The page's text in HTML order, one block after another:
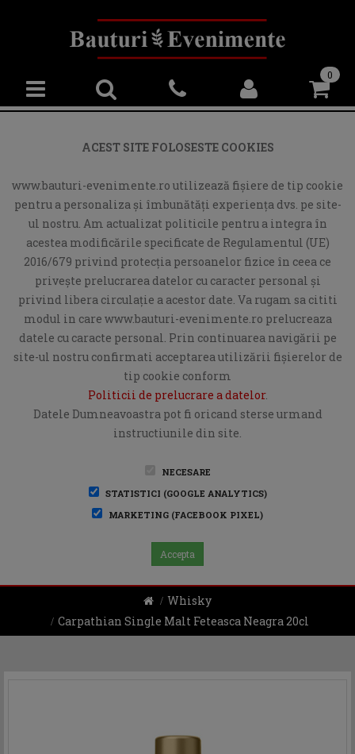
0
ACEST SITE FOLOSESTE COOKIES
www.bauturi-evenimente.ro utilizează fişiere de tip cookie
pentru a personaliza și îmbunătăți experiența dvs. pe site-
ul nostru. Am actualizat politicile pentru a integra în
acestea modificările specificate de Regulamentul (UE)
2016/679 privind protecția persoanelor fizice în ceea ce
privește prelucrarea datelor cu caracter personal și
privind libera circulație a acestor date. Va rugam sa cititi
modul in care www.bauturi-evenimente.ro prelucreaza
datele cu caracte personal. Prin continuarea navigării pe
site-ul nostru confirmati acceptarea utilizării fişierelor de
tip cookie conform
Politicii de prelucrare a datelor.
Datele Dumneavoastra pot fi oricand sterse urmand
instructiunile din site.
NECESARE
STATISTICI (GOOGLE ANALYTICS)
MARKETING (FACEBOOK PIXEL)
Accepta
Whisky
Carpathian Single Malt Feteasca Neagra 20cl